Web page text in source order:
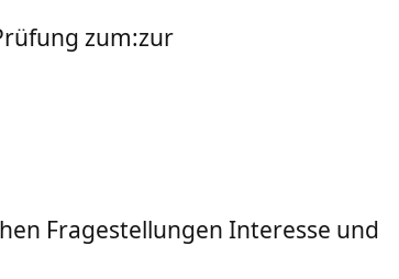
zum:zur
Fragestellungen Interesse und